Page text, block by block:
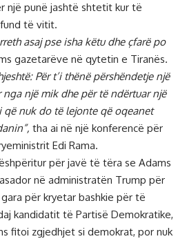
një punë jashtë shtetit kur të
të vitit.
asaj pse isha këtu dhe çfarë po
gazetarëve në qytetin e Tiranës.
Për t’i thënë përshëndetje një
një mik dhe për të ndërtuar një
që nuk do të lejonte që oqeanet
tha ai në një konferencë për
Edi Rama.
për javë të tëra se Adams
në administratën Trump për
për kryetar bashkie për të
kandidatit të Partisë Demokratike,
fitoi zgjedhjet si demokrat, por nuk